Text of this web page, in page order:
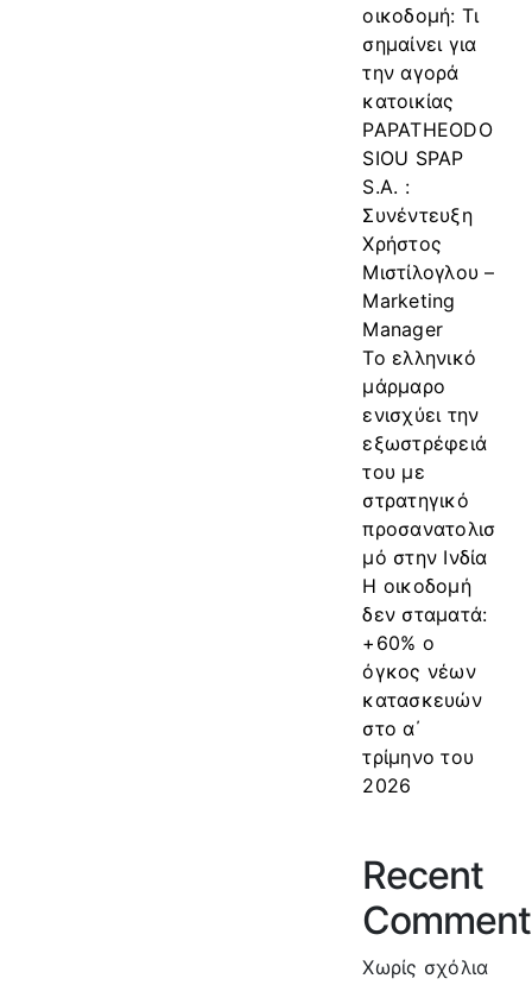
οικοδομή: Τι
σημαίνει για
την αγορά
κατοικίας
PAPATHEODO
SIOU SPAP
S.A. :
Συνέντευξη
Χρήστος
Μιστίλογλου –
Marketing
Manager
Το ελληνικό
μάρμαρο
ενισχύει την
εξωστρέφειά
του με
στρατηγικό
προσανατολισ
μό στην Ινδία
Η οικοδομή
δεν σταματά:
+60% ο
όγκος νέων
κατασκευών
στο α΄
τρίμηνο του
2026
Recent
Χωρίς σχόλια